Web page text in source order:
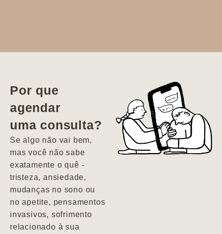
vida. Ela me
encontrou num
estado misto de
depressão e
agitação com
pensamentos
Por que
agendar
uma consulta?
Se algo não vai bem,
mas você não sabe
exatamente o quê -
tristeza, ansiedade,
mudanças no sono ou
no apetite, pensamentos
invasivos, sofrimento
relacionado à sua